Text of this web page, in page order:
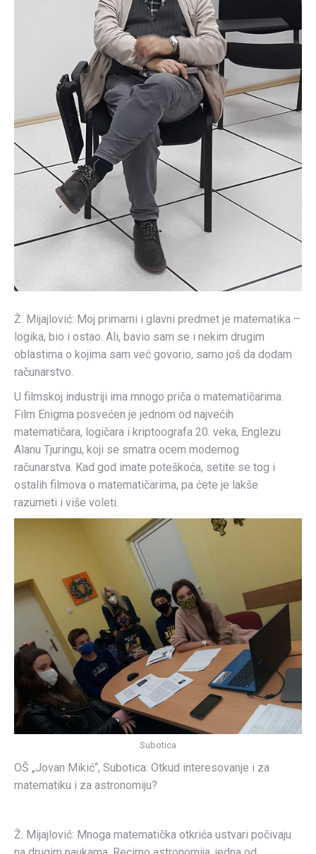
Ž. Mijajlović: Moj primarni i glavni predmet je matematika –
logika, bio i ostao. Ali, bavio sam se i nekim drugim
oblastima o kojima sam već govorio, samo još da dodam
računarstvo.
U filmskoj industriji ima mnogo priča o matematičarima.
Film Enigma posvećen je jednom od najvećih
matematičara, logičara i kriptoografa 20. veka, Englezu
Alanu Tjuringu, koji se smatra ocem modernog
računarstva. Kad god imate poteškoća, setite se tog i
ostalih filmova o matematičarima, pa ćete je lakše
razumeti i više voleti.
Subotica
OŠ „Jovan Mikić“, Subotica: Otkud interesovanje i za
matematiku i za astronomiju?
Ž. Mijajlović: Mnoga matematička otkrića ustvari počivaju